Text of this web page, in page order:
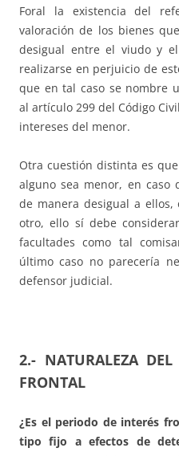
Foral la existencia del
valoración de los bienes
desigual entre el viudo y
realizarse en perjuicio de
que en tal caso se nombre
al artículo 299 del Código
intereses del menor.
Otra cuestión distinta es
alguno sea menor, en caso
de manera desigual a
otro, ello sí debe
facultades como tal
último caso no parecería
defensor judicial.
2.- NATURALEZA
FRONTAL
¿Es el periodo de interés
tipo fijo a efectos de